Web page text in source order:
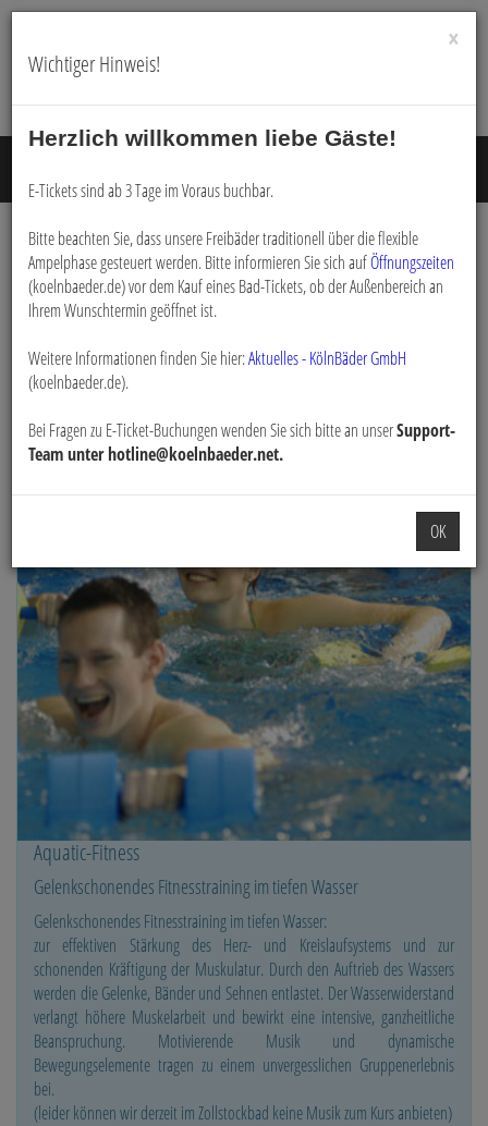
Buchen
Aquatic-Fitness
Gelenkschonendes Fitnesstraining im tiefen Wasser
Gelenkschonendes Fitnesstraining im tiefen Wasser:
zur effektiven Stärkung des Herz- und Kreislaufsystems und zur
schonenden Kräftigung der Muskulatur. Durch den Auftrieb des Wassers
werden die Gelenke, Bänder und Sehnen entlastet. Der Wasserwiderstand
verlangt höhere Muskelarbeit und bewirkt eine intensive, ganzheitliche
Beanspruchung. Motivierende Musik und dynamische
Bewegungselemente tragen zu einem unvergesslichen Gruppenerlebnis
bei.
(leider können wir derzeit im Zollstockbad keine Musik zum Kurs anbieten)
×
Wichtiger Hinweis!
Herzlich willkommen liebe Gäste!
E-Tickets sind ab 3 Tage im Voraus buchbar.
Bitte beachten Sie, dass unsere Freibäder traditionell über die flexible
Ampelphase gesteuert werden. Bitte informieren Sie sich aufÖffnungszeiten
(koelnbaeder.de) vor dem Kauf eines Bad-Tickets, ob der Außenbereich an
Ihrem Wunschtermin geöffnet ist.
Weitere Informationen finden Sie hier:Aktuelles - KölnBäder GmbH
(koelnbaeder.de).
Bei Fragen zu E-Ticket-Buchungen wenden Sie sich bitte an unserSupport-
Team unter hotline@koelnbaeder.net.
OK